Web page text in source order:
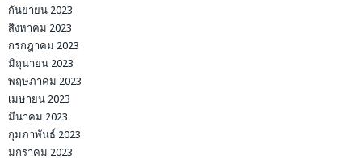
กันยายน 2023
สิงหาคม 2023
กรกฎาคม 2023
มิถุนายน 2023
พฤษภาคม 2023
เมษายน 2023
มีนาคม 2023
กุมภาพันธ์ 2023
มกราคม 2023